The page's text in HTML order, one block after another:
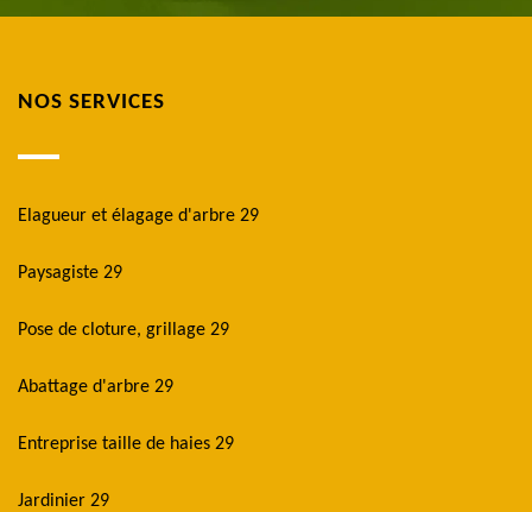
NOS SERVICES
Elagueur et élagage d'arbre 29
Paysagiste 29
Pose de cloture, grillage 29
Abattage d'arbre 29
Entreprise taille de haies 29
Jardinier 29